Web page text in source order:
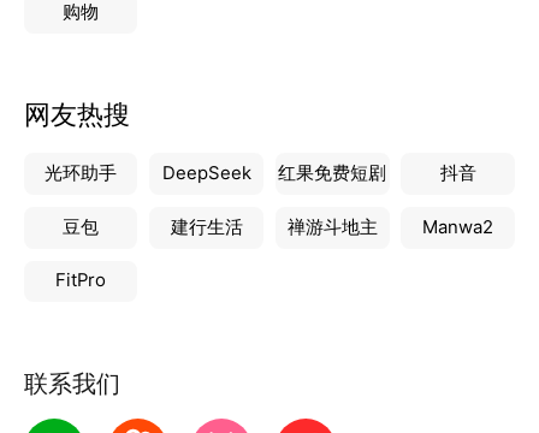
购物
网友热搜
光环助手 DeepSeek 红果免费短剧 抖音
豆包 建行生活 禅游斗地主 Manwa2
FitPro
联系我们